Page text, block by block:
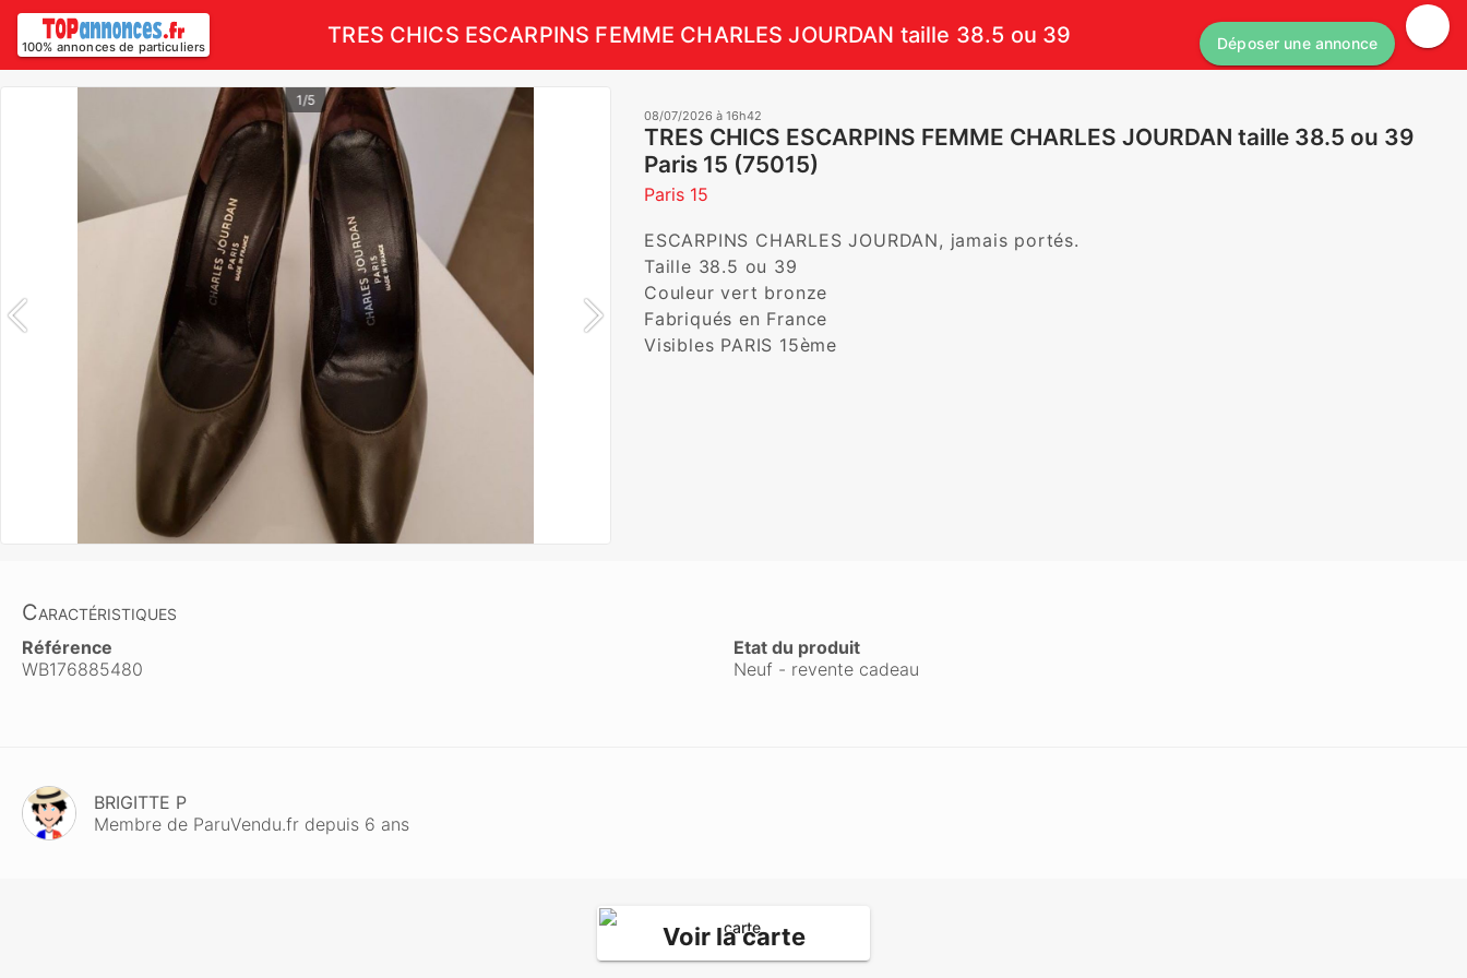
100% annonces de particuliers TRES CHICS ESCARPINS FEMME CHARLES JOURDAN taille 38.5 ou 39 Déposer une annonce
1/5
08/07/2026 à 16h42
TRES CHICS ESCARPINS FEMME CHARLES JOURDAN taille 38.5 ou 39
Paris 15 (75015)
Paris 15
ESCARPINS CHARLES JOURDAN, jamais portés.
Taille 38.5 ou 39
Couleur vert bronze
Fabriqués en France
Visibles PARIS 15ème
Caractéristiques
Référence
WB176885480
Etat du produit
Neuf - revente cadeau
BRIGITTE P
Membre de ParuVendu.fr depuis 6 ans
Voir la carte